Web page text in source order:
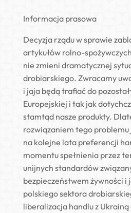
Informacja prasowa
Decyzja rządu w sprawie
artykułów rolno-
nie zmieni dramatycznej
drobiarskiego. Zwracamy
i jaja będą trafiać do
Europejskiej i tak jak
stamtąd nasze produkty.
rozwiązaniem tego problemu
na kolejne lata preferencji
momentu spełnienia przez
unijnych standardów
bezpieczeństwem żywności i
polskiego sektora
liberalizacja handlu z